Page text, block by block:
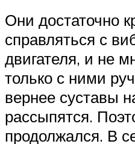
Они достаточно
справляться с
двигателя, и не
только с ними
вернее суставы
рассыпятся.
продолжался. В